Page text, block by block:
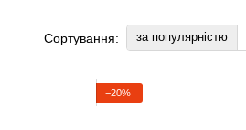
Сортування: за популярністю
−20%